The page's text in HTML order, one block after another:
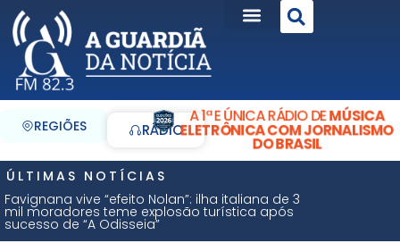
REGIÕES RÁDIO
A 1ª E ÚNICA RÁDIO DEMÚSICA
ELETRÔNICA COM JORNALISMO
DO BRASIL
ÚLTIMAS NOTÍCIAS
Favignana vive “efeito Nolan”: ilha italiana de 3
mil moradores teme explosão turística após
sucesso de “A Odisseia”